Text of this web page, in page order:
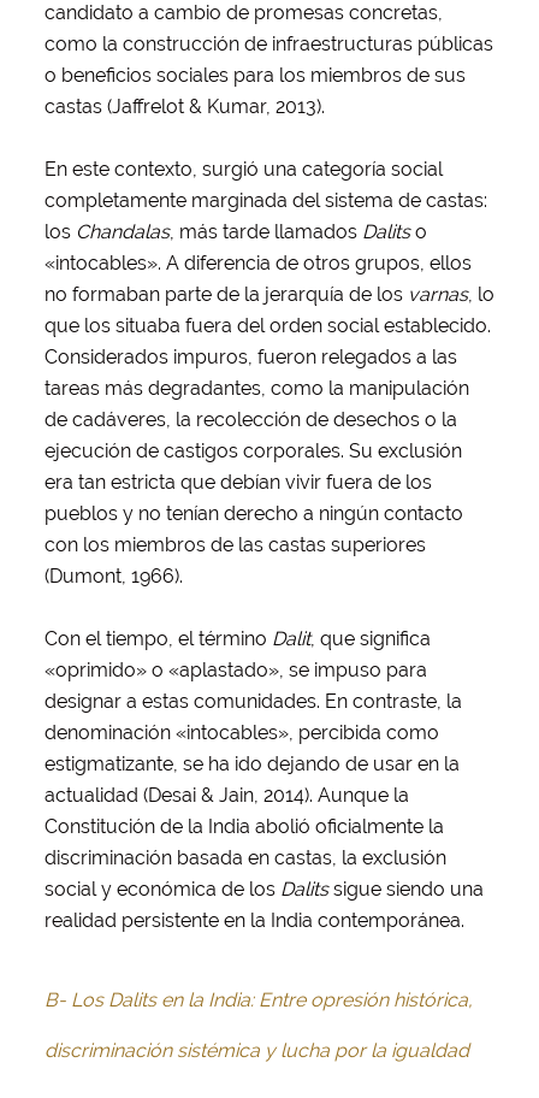
candidato a cambio de promesas concretas,
como la construcción de infraestructuras públicas
o beneficios sociales para los miembros de sus
castas (Jaffrelot & Kumar, 2013).
En este contexto, surgió una categoría social
completamente marginada del sistema de castas:
los Chandalas, más tarde llamados Dalitso
«intocables». A diferencia de otros grupos, ellos
no formaban parte de la jerarquía de los varnas, lo
que los situaba fuera del orden social establecido.
Considerados impuros, fueron relegados a las
tareas más degradantes, como la manipulación
de cadáveres, la recolección de desechos o la
ejecución de castigos corporales. Su exclusión
era tan estricta que debían vivir fuera de los
pueblos y no tenían derecho a ningún contacto
con los miembros de las castas superiores
(Dumont, 1966).
Con el tiempo, el término Dalit, que significa
«oprimido» o «aplastado», se impuso para
designar a estas comunidades. En contraste, la
denominación «intocables», percibida como
estigmatizante, se ha ido dejando de usar en la
actualidad (Desai & Jain, 2014). Aunque la
Constitución de la India abolió oficialmente la
discriminación basada en castas, la exclusión
social y económica de los Dalitssigue siendo una
realidad persistente en la India contemporánea.
B- Los Dalits en la India: Entre opresión histórica,
discriminación sistémica y lucha por la igualdad